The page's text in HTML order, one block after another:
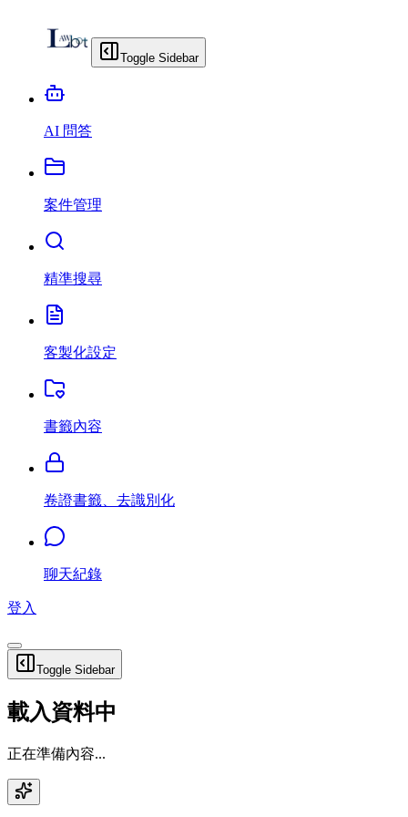
Toggle Sidebar
AI 問答
案件管理
精準搜尋
客製化設定
書籤內容
卷證書籤、去識別化
聊天紀錄
登入
Toggle Sidebar
載入資料中
正在準備內容...